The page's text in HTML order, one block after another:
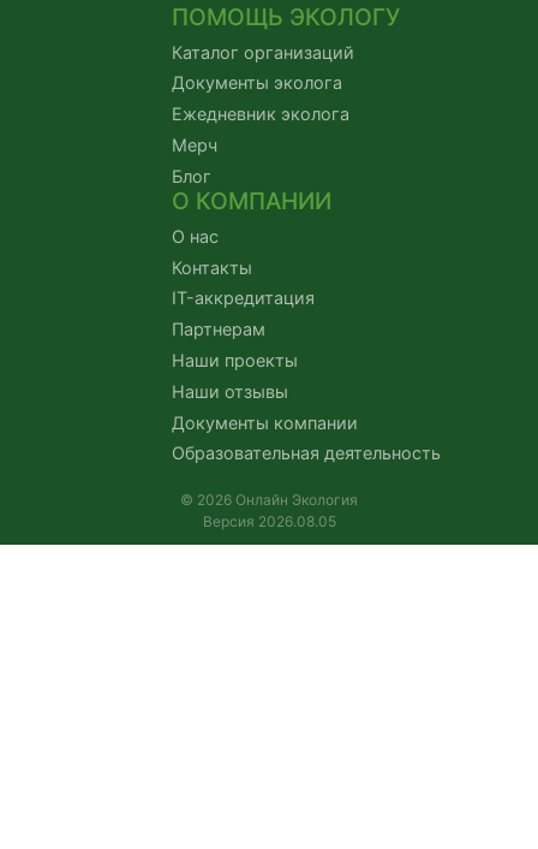
ПОМОЩЬ ЭКОЛОГУ
Каталог организаций
Документы эколога
Ежедневник эколога
Мерч
Блог
О КОМПАНИИ
О нас
Контакты
IT-аккредитация
Партнерам
Наши проекты
Наши отзывы
Документы компании
Образовательная деятельность
© 2026 Онлайн Экология
Версия 2026.08.05